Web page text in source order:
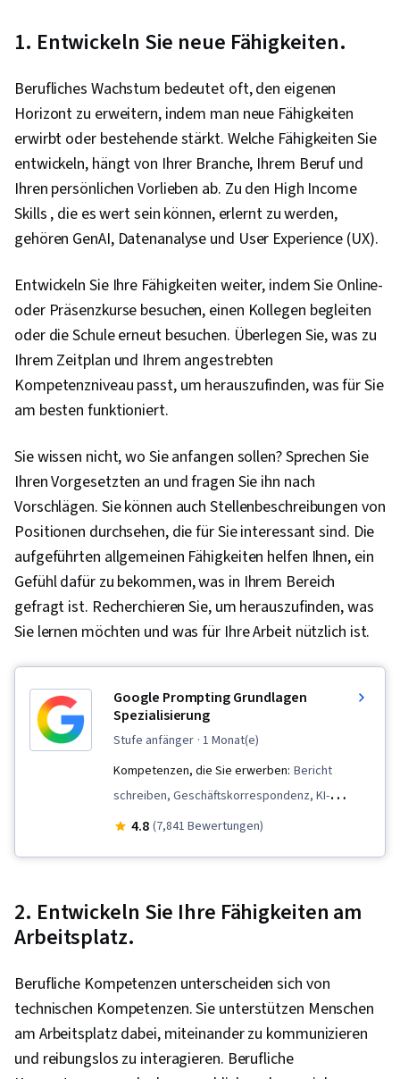
1. Entwickeln Sie neue Fähigkeiten.
Berufliches Wachstum bedeutet oft, den eigenen
Horizont zu erweitern, indem man neue Fähigkeiten
erwirbt oder bestehende stärkt. Welche Fähigkeiten Sie
entwickeln, hängt von Ihrer Branche, Ihrem Beruf und
Ihren persönlichen Vorlieben ab. Zu den High Income
Skills , die es wert sein können, erlernt zu werden,
gehören GenAI, Datenanalyse und User Experience (UX).
Entwickeln Sie Ihre Fähigkeiten weiter, indem Sie Online-
oder Präsenzkurse besuchen, einen Kollegen begleiten
oder die Schule erneut besuchen. Überlegen Sie, was zu
Ihrem Zeitplan und Ihrem angestrebten
Kompetenzniveau passt, um herauszufinden, was für Sie
am besten funktioniert.
Sie wissen nicht, wo Sie anfangen sollen? Sprechen Sie
Ihren Vorgesetzten an und fragen Sie ihn nach
Vorschlägen. Sie können auch Stellenbeschreibungen von
Positionen durchsehen, die für Sie interessant sind. Die
aufgeführten allgemeinen Fähigkeiten helfen Ihnen, ein
Gefühl dafür zu bekommen, was in Ihrem Bereich
gefragt ist. Recherchieren Sie, um herauszufinden, was
Sie lernen möchten und was für Ihre Arbeit nützlich ist.
Google Prompting Grundlagen
Spezialisierung
stufe anfänger · 1 Monat(e)
Kompetenzen, die Sie erwerben: Bericht
schreiben, Geschäftskorrespondenz, KI-
Kenntnisse, AI-Personalisierung, Zeitleisten,
Agentische Arbeitsabläufe, LLM-Bewerbung,
Lösung Design, Datenvisualisierung, Kritisches
Engineering Tools, Künstliche Intelligenz,
Maschinelles Lernen, Multimodale
Aufforderungen, Schnelles Engineering,
Verantwortungsvolle AI, Kontext Technik,
4.8 (7,841 Bewertungen)
2. Entwickeln Sie Ihre Fähigkeiten am
Arbeitsplatz.
Berufliche Kompetenzen unterscheiden sich von
technischen Kompetenzen. Sie unterstützen Menschen
am Arbeitsplatz dabei, miteinander zu kommunizieren
und reibungslos zu interagieren. Berufliche